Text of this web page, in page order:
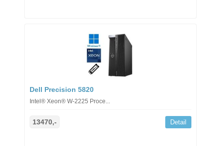
Dell Precision 5820
Intel® Xeon® W-2225 Proce...
13470,- Detail